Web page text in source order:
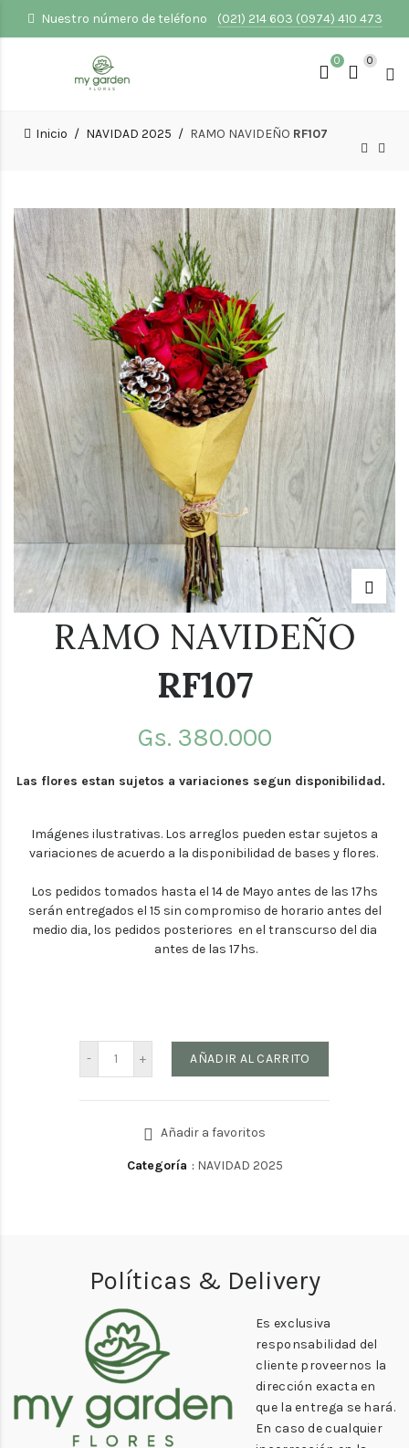
Nuestro número de teléfono (021) 214 603 (0974) 410 473
0 0
Inicio NAVIDAD 2025 RAMO NAVIDEÑO RF107
RAMO NAVIDEÑO
RF107
Gs. 380.000
Las flores estan sujetos a variaciones segun disponibilidad.
Imágenes ilustrativas. Los arreglos pueden estar sujetos a
variaciones de acuerdo a la disponibilidad de bases y flores.
Los pedidos tomados hasta el 14 de Mayo antes de las 17hs
serán entregados el 15 sin compromiso de horario antes del
medio dia, los pedidos posteriores en el transcurso del dia
antes de las 17hs.
AÑADIR AL CARRITO
Añadir a favoritos
Categoría : NAVIDAD 2025
Políticas & Delivery
Es exclusiva
responsabilidad del
cliente proveernos la
dirección exacta en
que la entrega se hará.
En caso de cualquier